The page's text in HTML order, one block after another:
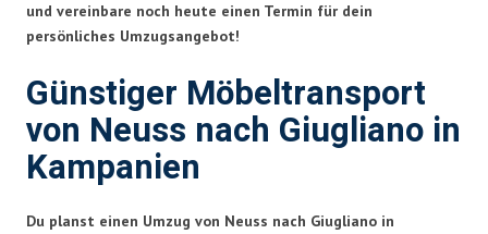
und vereinbare noch heute einen Termin für dein
persönliches Umzugsangebot!
Günstiger Möbeltransport
von Neuss nach Giugliano in
Kampanien
Du planst einen Umzug von Neuss nach Giugliano in